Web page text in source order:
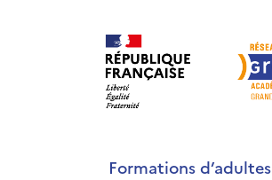
Formations d’adultes